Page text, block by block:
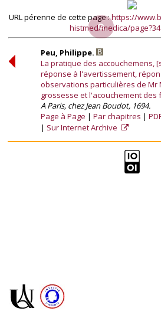
URL pérenne de cette page :https://
histmed/medica/
Peu, Philippe.
La pratique des accouchemens,
réponse à l'avertissement,
observations particulières de Mr
grossesse et l'acouchement des
A Paris, chez Jean Boudot, 1694.
Page à Page
Par chapitres
Sur Internet Archive